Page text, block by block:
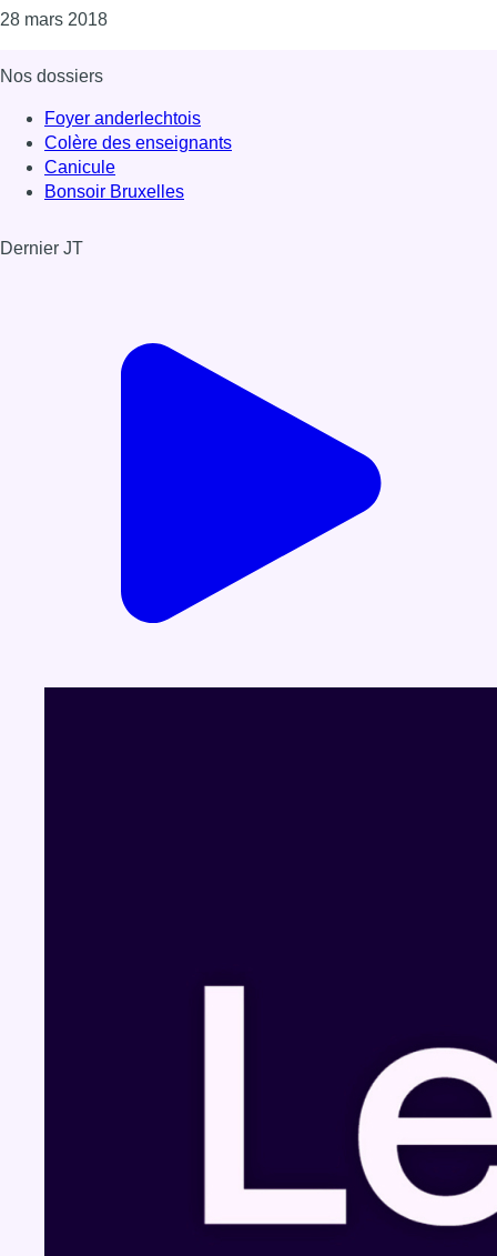
28 mars 2018Consulter l'article "Des repas gratuits et sains
Nos dossiers
Foyer anderlechtois
Colère des enseignants
Canicule
Bonsoir Bruxelles
Dernier JT